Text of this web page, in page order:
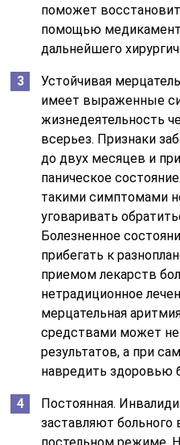
поможет
помощью
дальнейшего
Устойчивая
имеет выраженные
жизнедеятельность
всерьез. Признаки
до двух месяцев и
паническое
такими симптомами
уговаривать
Болезненное
прибегать к
приемом лекарств
нетрадиционное
мерцательная
средствами может
результатов, а при
навредить здоровью
Постоянная.
заставляют больного